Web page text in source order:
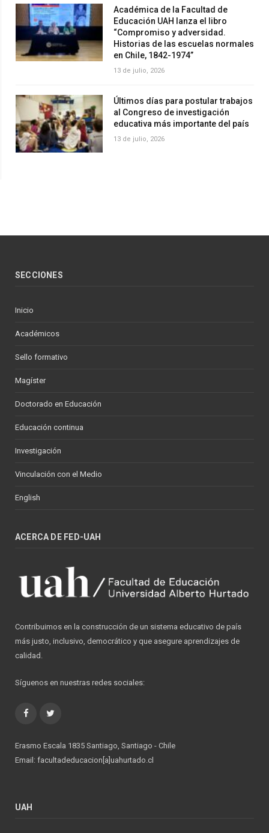
Académica de la Facultad de
Educación UAH lanza el libro
“Compromiso y adversidad.
Historias de las escuelas normales
en Chile, 1842-1974”
13 de julio, 2026
Últimos días para postular trabajos
al Congreso de investigación
educativa más importante del país
13 de julio, 2026
SECCIONES
Inicio
Académicos
Sello formativo
Magíster
Doctorado en Educación
Educación continua
Investigación
Vinculación con el Medio
English
ACERCA DE FED-UAH
Contribuimos en la construcción de un sistema educativo de país
más justo, inclusivo, democrático y que asegure aprendizajes de
calidad.
Síguenos en nuestras redes sociales:
Facebook
Erasmo Escala 1835 Santiago, Santiago - Chile
Email: facultadeducacion[a]uahurtado.cl
UAH